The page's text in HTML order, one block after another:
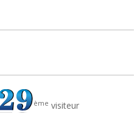
ème visiteur